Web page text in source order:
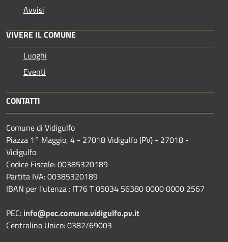
Avvisi
VIVERE IL COMUNE
Luoghi
Eventi
CONTATTI
Comune di Vidigulfo
Piazza 1° Maggio, 4 - 27018 Vidigulfo (PV) - 27018 -
Vidigulfo
Codice Fiscale: 00385320189
Partita IVA: 00385320189
IBAN per l'utenza : IT76 T 05034 56380 0000 0000 2567
PEC: info@pec.comune.vidigulfo.pv.it
Centralino Unico: 0382/69003